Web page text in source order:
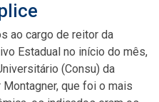
ao cargo de reitor da
Estadual no início do mês,
(Consu) da
que foi o mais